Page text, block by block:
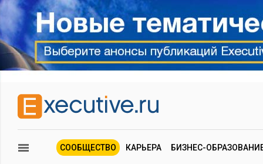
СООБЩЕСТВО КАРЬЕРА БИЗНЕС-